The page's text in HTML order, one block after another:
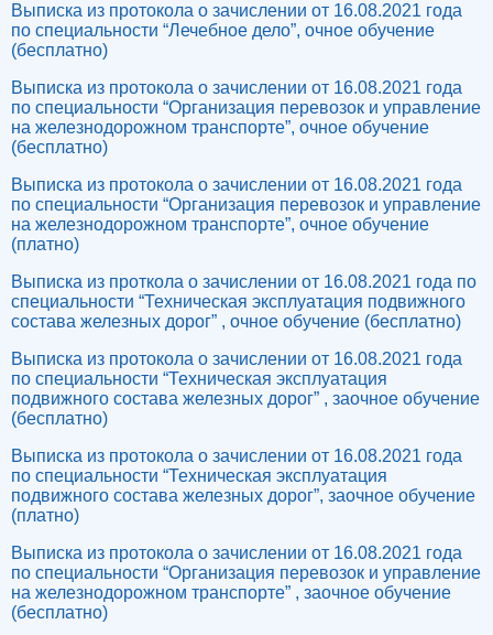
Выписка из протокола о зачислении от 16.08.2021 года
по специальности “Лечебное дело”, очное обучение
(бесплатно)
Выписка из протокола о зачислении от 16.08.2021 года
по специальности “Организация перевозок и управление
на железнодорожном транспорте”, очное обучение
(бесплатно)
Выписка из протокола о зачислении от 16.08.2021 года
по специальности “Организация перевозок и управление
на железнодорожном транспорте”, очное обучение
(платно)
Выписка из проткола о зачислении от 16.08.2021 года по
специальности “Техническая эксплуатация подвижного
состава железных дорог” , очное обучение (бесплатно)
Выписка из протокола о зачислении от 16.08.2021 года
по специальности “Техническая эксплуатация
подвижного состава железных дорог” , заочное обучение
(бесплатно)
Выписка из протокола о зачислении от 16.08.2021 года
по специальности “Техническая эксплуатация
подвижного состава железных дорог”, заочное обучение
(платно)
Выписка из протокола о зачислении от 16.08.2021 года
по специальности “Организация перевозок и управление
на железнодорожном транспорте” , заочное обучение
(бесплатно)